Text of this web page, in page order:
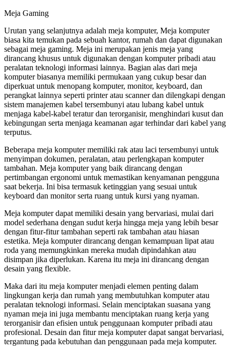
Meja Gaming
Urutan yang selanjutnya adalah meja komputer, Meja komputer
biasa kita temukan pada sebuah kantor, rumah dan dapat digunakan
sebagai meja gaming. Meja ini merupakan jenis meja yang
dirancang khusus untuk digunakan dengan komputer pribadi atau
peralatan teknologi informasi lainnya. Bagian alas dari meja
komputer biasanya memiliki permukaan yang cukup besar dan
diperkuat untuk menopang komputer, monitor, keyboard, dan
perangkat lainnya seperti printer atau scanner dan dilengkapi dengan
sistem manajemen kabel tersembunyi atau lubang kabel untuk
menjaga kabel-kabel teratur dan terorganisir, menghindari kusut dan
kebingungan serta menjaga keamanan agar terhindar dari kabel yang
terputus.
Beberapa meja komputer memiliki rak atau laci tersembunyi untuk
menyimpan dokumen, peralatan, atau perlengkapan komputer
tambahan. Meja komputer yang baik dirancang dengan
pertimbangan ergonomi untuk memastikan kenyamanan pengguna
saat bekerja. Ini bisa termasuk ketinggian yang sesuai untuk
keyboard dan monitor serta ruang untuk kursi yang nyaman.
Meja komputer dapat memiliki desain yang bervariasi, mulai dari
model sederhana dengan sudut kerja hingga meja yang lebih besar
dengan fitur-fitur tambahan seperti rak tambahan atau hiasan
estetika. Meja komputer dirancang dengan kemampuan lipat atau
roda yang memungkinkan mereka mudah dipindahkan atau
disimpan jika diperlukan. Karena itu meja ini dirancang dengan
desain yang flexible.
Maka dari itu meja komputer menjadi elemen penting dalam
lingkungan kerja dan rumah yang membutuhkan komputer atau
peralatan teknologi informasi. Selain menciptakan suasana yang
nyaman meja ini juga membantu menciptakan ruang kerja yang
terorganisir dan efisien untuk penggunaan komputer pribadi atau
profesional. Desain dan fitur meja komputer dapat sangat bervariasi,
tergantung pada kebutuhan dan penggunaan pada meja komputer.